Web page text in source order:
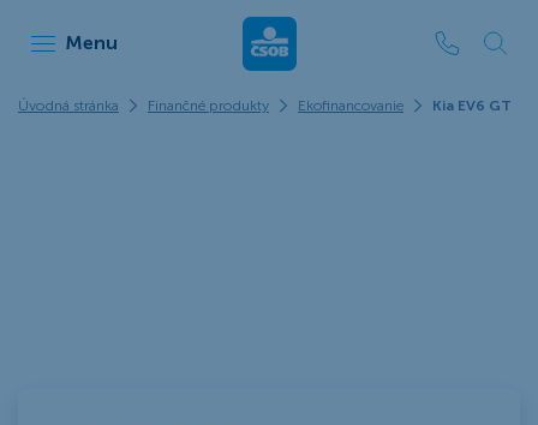
Menu ČSOB Leasing
Úvodná stránka Finančné produkty Ekofinancovanie Kia EV6 GT